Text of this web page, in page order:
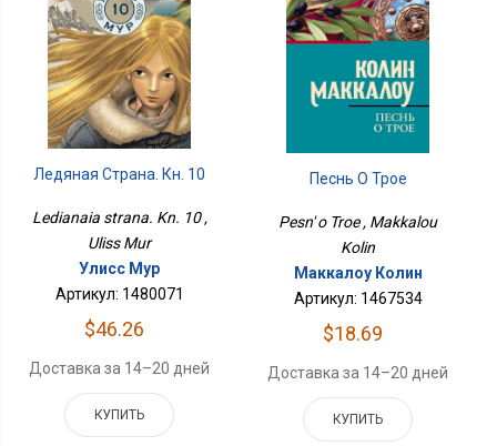
Ледяная Страна. Кн. 10
Ledianaia strana. Kn. 10 ,
Uliss Mur
Улисс Мур
Артикул: 1480071
$46.26
Доставка за 14–20 дней
КУПИТЬ
Песнь О Трое
Pesn' o Troe , Makkalou
Kolin
Маккалоу Колин
Артикул: 1467534
$18.69
Доставка за 14–20 дней
КУПИТЬ